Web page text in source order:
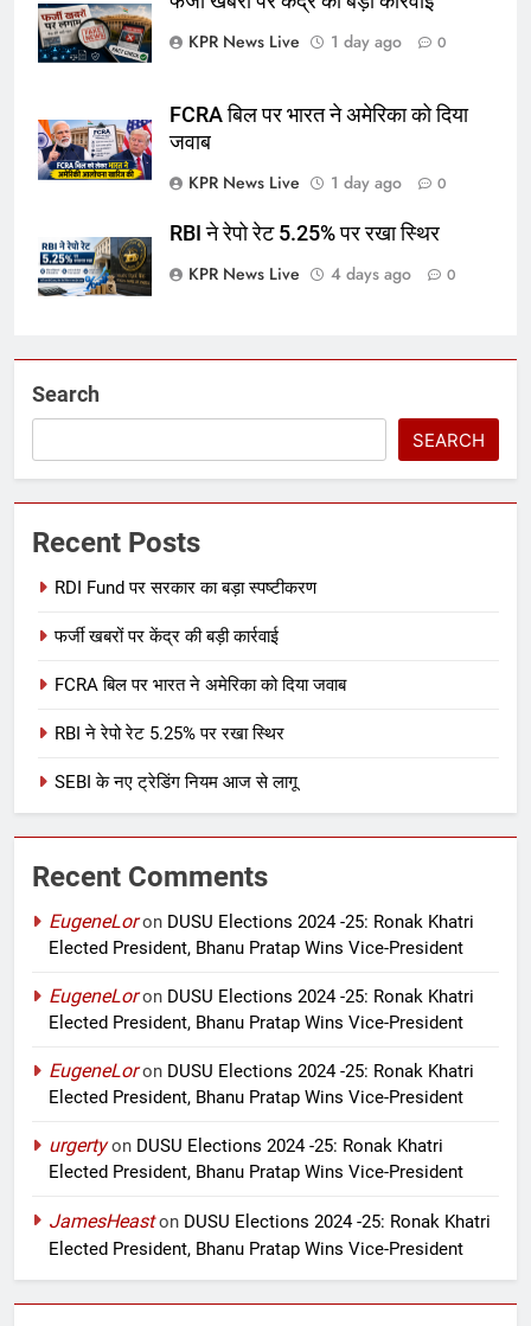
KPR News Live
1 day ago 0
FCRA बिल पर भारत ने अमेरिका को दिया
जवाब
KPR News Live
1 day ago 0
RBI ने रेपो रेट 5.25% पर रखा स्थिर
KPR News Live
4 days ago 0
Search
SEARCH
Recent Posts
RDI Fund पर सरकार का बड़ा स्पष्टीकरण
फर्जी खबरों पर केंद्र की बड़ी कार्रवाई
FCRA बिल पर भारत ने अमेरिका को दिया जवाब
RBI ने रेपो रेट 5.25% पर रखा स्थिर
SEBI के नए ट्रेडिंग नियम आज से लागू
Recent Comments
EugeneLoron DUSU Elections 2024 -25: Ronak Khatri
Elected President, Bhanu Pratap Wins Vice-President
EugeneLoron DUSU Elections 2024 -25: Ronak Khatri
Elected President, Bhanu Pratap Wins Vice-President
EugeneLoron DUSU Elections 2024 -25: Ronak Khatri
Elected President, Bhanu Pratap Wins Vice-President
urgertyon DUSU Elections 2024 -25: Ronak Khatri
Elected President, Bhanu Pratap Wins Vice-President
JamesHeaston DUSU Elections 2024 -25: Ronak Khatri
Elected President, Bhanu Pratap Wins Vice-President